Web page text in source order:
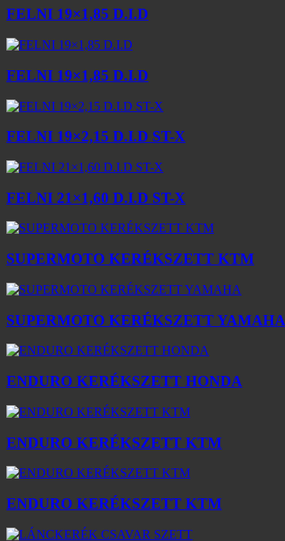
FELNI 19×1,85 D.I.D
FELNI 19×1,85 D.I.D
FELNI 19×2,15 D.I.D ST-X
FELNI 21×1,60 D.I.D ST-X
SUPERMOTO KERÉKSZETT KTM
SUPERMOTO KERÉKSZETT YAMAHA
ENDURO KERÉKSZETT HONDA
ENDURO KERÉKSZETT KTM
ENDURO KERÉKSZETT KTM